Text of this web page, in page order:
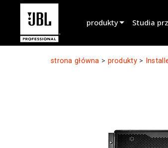
produkty Studia
strona główna > produkty>